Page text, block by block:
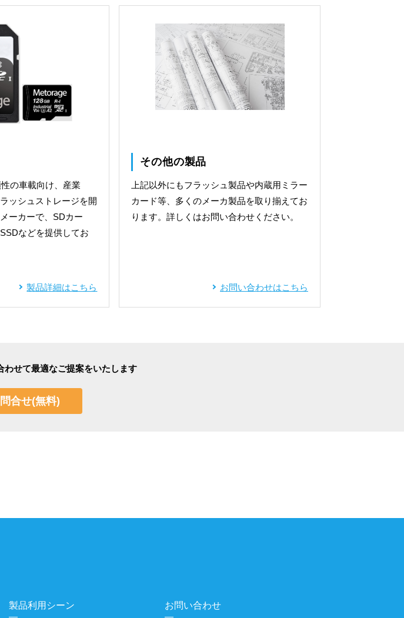
の車載向け、産業
ッシュストレージを開
ーカーで、SDカー
などを提供してお
製品詳細はこちら
その他の製品
上記以外にもフラッシュ製品や内蔵用ミラー
カード等、多くのメーカ製品を取り揃えてお
ります。詳しくはお問い合わせください。
お問い合わせはこちら
わせて最適なご提案をいたします
合せ(無料)
製品利用シーン お問い合わせ